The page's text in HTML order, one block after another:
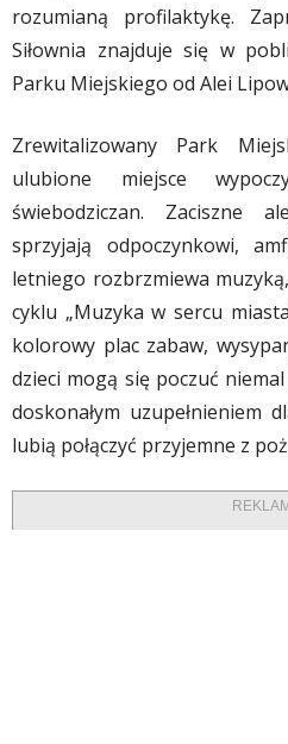
rozumianą profilaktykę.
Siłownia znajduje się w
Parku Miejskiego od Alei
Zrewitalizowany Park
ulubione miejsce
świebodziczan. Zaciszne
sprzyjają odpoczynkowi,
letniego rozbrzmiewa
cyklu „Muzyka w sercu
kolorowy plac zabaw,
dzieci mogą się poczuć
doskonałym uzupełnieniem
lubią połączyć przyjemne z